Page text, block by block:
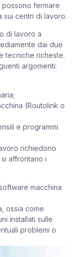
fermare
sui centri di lavoro.
di lavoro a
dai due
tecniche richeste.
argomenti:
(Routolink o
e programmi
richiedono
affrontano i
macchina
ossia come
installati sulle
problemi o